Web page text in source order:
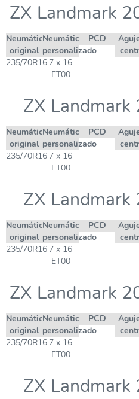
ZX Landmark
Neumático
original
Neumático
personalizado
PCD
235/70R16 7 x 16
ET00
ZX
Neumático
original
Neumático
personalizado
PCD
235/70R16 7 x 16
ET00
ZX
Neumático
original
Neumático
personalizado
PCD
235/70R16 7 x 16
ET00
ZX Landmark
Neumático
original
Neumático
personalizado
PCD
235/70R16 7 x 16
ET00
ZX